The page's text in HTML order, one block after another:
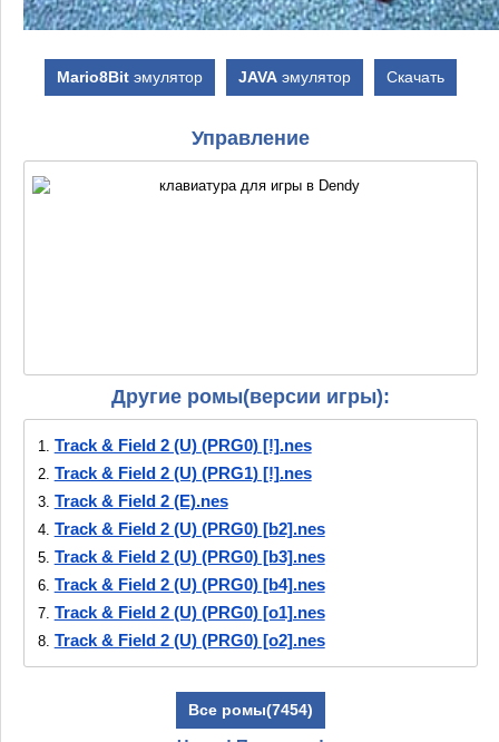
Mario8Bit эмулятор JAVA эмулятор Скачать
Управление
Другие ромы(версии игры):
1. Track & Field 2 (U) (PRG0) [!].nes
2. Track & Field 2 (U) (PRG1) [!].nes
3. Track & Field 2 (E).nes
4. Track & Field 2 (U) (PRG0) [b2].nes
5. Track & Field 2 (U) (PRG0) [b3].nes
6. Track & Field 2 (U) (PRG0) [b4].nes
7. Track & Field 2 (U) (PRG0) [o1].nes
8. Track & Field 2 (U) (PRG0) [o2].nes
9.Track & Field 2 (U) (PRG0)
[T+Bra1.0_ROMHackBR].nes
Track & Field 2 (U) (PRG0)
Все ромы(7454)